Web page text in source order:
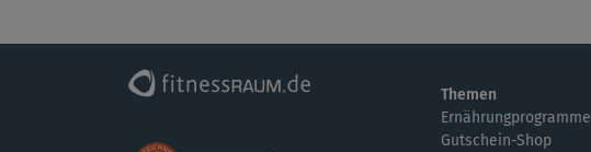
Themen
Ernährungprogramme
Gutschein-Shop